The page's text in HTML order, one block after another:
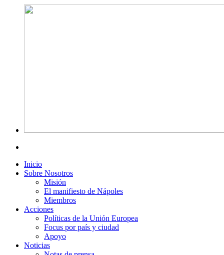
Inicio
Sobre Nosotros
Misión
El manifiesto de Nápoles
Miembros
Acciones
Políticas de la Unión Europea
Focus por país y ciudad
Apoyo
Noticias